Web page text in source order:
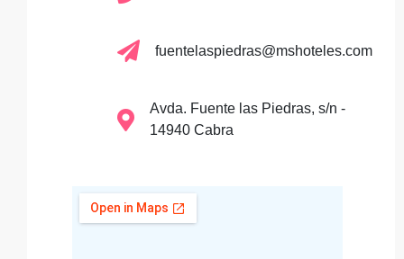
fuentelaspiedras@mshoteles.com
Avda. Fuente las Piedras, s/n -
14940 Cabra